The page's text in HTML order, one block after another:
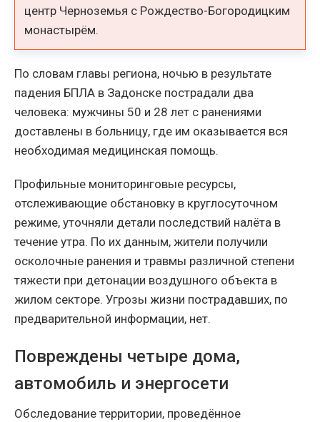
центр Черноземья с Рождество-Богородицким
монастырём.
По словам главы региона, ночью в результате
падения БПЛА в Задонске пострадали два
человека: мужчины 50 и 28 лет с ранениями
доставлены в больницу, где им оказывается вся
необходимая медицинская помощь.
Профильные мониторинговые ресурсы,
отслеживающие обстановку в круглосуточном
режиме, уточняли детали последствий налёта в
течение утра. По их данным, жители получили
осколочные ранения и травмы различной степени
тяжести при детонации воздушного объекта в
жилом секторе. Угрозы жизни пострадавших, по
предварительной информации, нет.
Повреждены четыре дома,
автомобиль и энергосети
Обследование территории, проведённое